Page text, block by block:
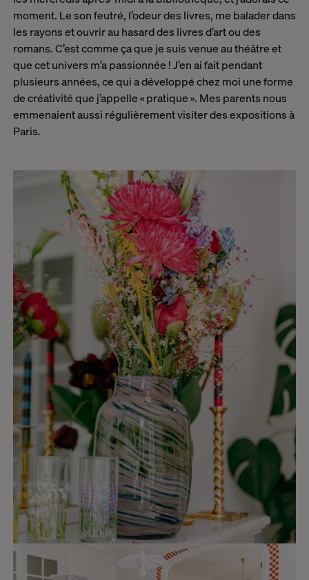
moment. Le son feutré, l’odeur des livres, me balader dans
les rayons et ouvrir au hasard des livres d’art ou des
romans. C’est comme ça que je suis venue au théâtre et
que cet univers m’a passionnée ! J’en ai fait pendant
plusieurs années, ce qui a développé chez moi une forme
de créativité que j’appelle « pratique ». Mes parents nous
emmenaient aussi régulièrement visiter des expositions à
Paris.